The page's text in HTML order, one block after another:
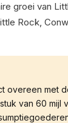
groei van
Rock,
overeen met
van 60 mijl